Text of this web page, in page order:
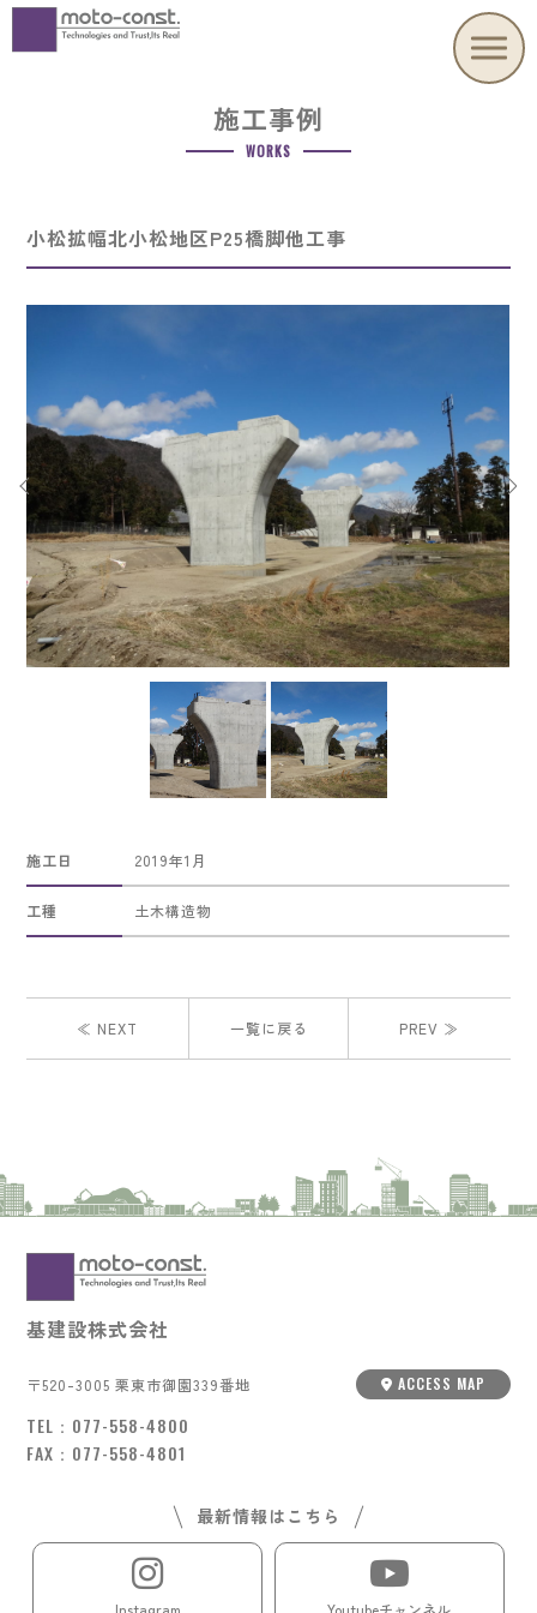
施工事例
WORKS
小松拡幅北小松地区P25橋脚他工事
施工日 2019年1月
工種 土木構造物
≪ NEXT 一覧に戻る PREV ≫
基建設株式会社
〒520-3005 栗東市御園339番地 ACCESS MAP
TEL： 077-558-4800
FAX：077-558-4801
最新情報はこちら
Instagram Youtubeチャンネル